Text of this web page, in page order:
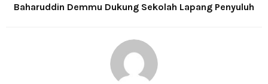
Baharuddin Demmu Dukung Sekolah Lapang Penyuluh